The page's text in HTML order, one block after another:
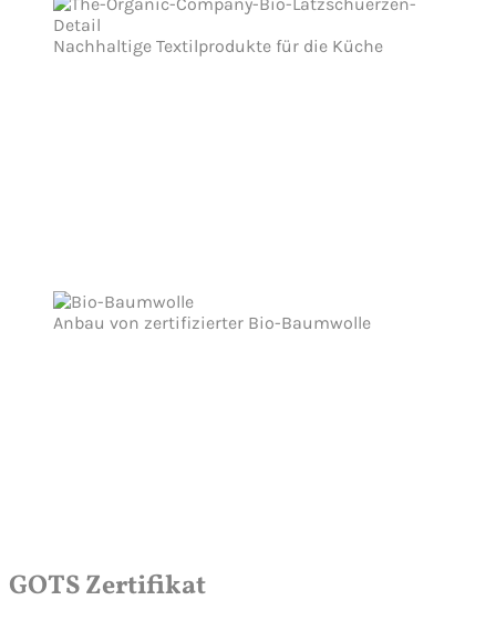
Nachhaltige Textilprodukte für die Küche
Anbau von zertifizierter Bio-Baumwolle
GOTS Zertifikat